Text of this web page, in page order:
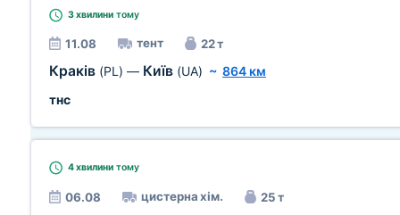
3 хвилини тому
11.08 тент 22 т
Краків (PL) — Київ (UA) ~ 864 км
тнс
4 хвилини тому
06.08 цистерна хім. 25 т